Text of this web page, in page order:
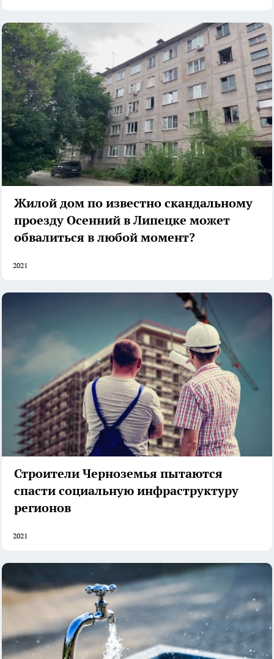
Жилой дом по известно скандальному
проезду Осенний в Липецке может
обвалиться в любой момент?
2021
Строители Черноземья пытаются
спасти социальную инфраструктуру
регионов
2021